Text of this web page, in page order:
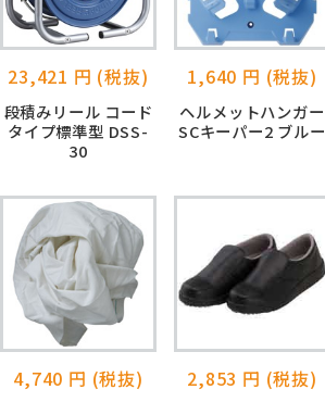
23,421 円 (税抜)
段積みリール コード
タイプ標準型 DSS-
30
1,640 円 (税抜)
ヘルメットハンガー
SCキーパー2 ブルー
4,740 円 (税抜) 2,853 円 (税抜)